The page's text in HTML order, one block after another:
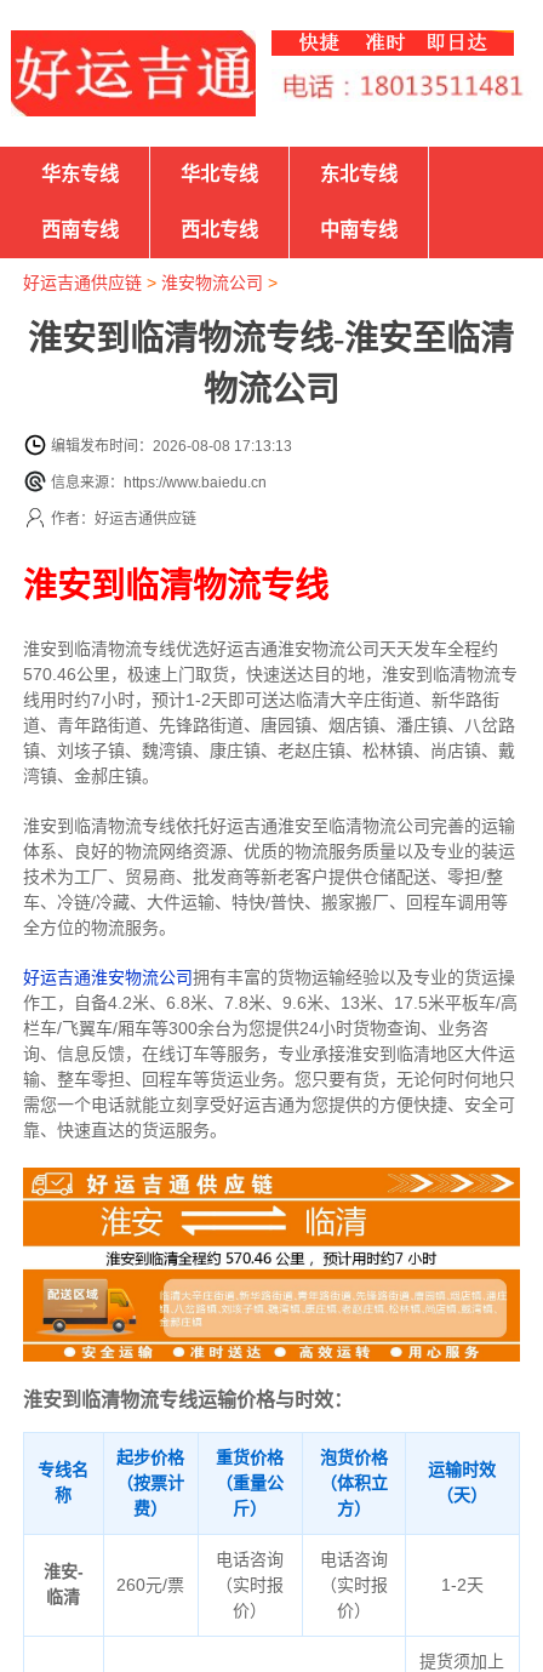
华东专线 华北专线 东北专线
西南专线 西北专线 中南专线
好运吉通供应链> 淮安物流公司 >
淮安到临清物流专线-淮安至临清
物流公司
编辑发布时间：2026-08-08 17:13:13
信息来源：https://www.baiedu.cn
作者：好运吉通供应链
淮安到临清物流专线
淮安到临清物流专线优选好运吉通淮安物流公司天天发车全程约
570.46公里， 极速上门取货，快速送达目的地，淮安到临清物流专
线用时约7小时，预计1-2天即可送达临清大辛庄街道、新华路街
道、青年路街道、先锋路街道、唐园镇、烟店镇、潘庄镇、八岔路
镇、刘垓子镇、魏湾镇、康庄镇、老赵庄镇、松林镇、尚店镇、戴
湾镇、金郝庄镇。
淮安到临清物流专线依托好运吉通淮安至临清物流公司完善的运输
体系、良好的物流网络资源、优质的物流服务质量以及专业的装运
技术为工厂、贸易商、批发商等新老客户提供仓储配送、零担/整
车、冷链/冷藏、大件运输、特快/普快、搬家搬厂、回程车调用等
全方位的物流服务。
好运吉通淮安物流公司拥有丰富的货物运输经验以及专业的货运操
作工，自备4.2米、6.8米、7.8米、9.6米、13米、17.5米平板车/高
栏车/飞翼车/厢车等300余台为您提供24小时货物查询、业务咨
询、信息反馈，在线订车等服务， 专业承接淮安到临清地区大件运
输、整车零担、回程车等货运业务。 您只要有货，无论何时何地只
需您一个电话就能立刻享受好运吉通为您提供的方便快捷、安全可
靠、快速直达的货运服务。
淮安到临清物流专线运输价格与时效：
专线名
称
起步价格
（按票计
费）
重货价格
（重量公
斤）
泡货价格
（体积立
方）
运输时效
（天）
淮安-
临清
260元/票
电话咨询
（实时报
价）
电话咨询
（实时报
价）
1-2天
提货须加上